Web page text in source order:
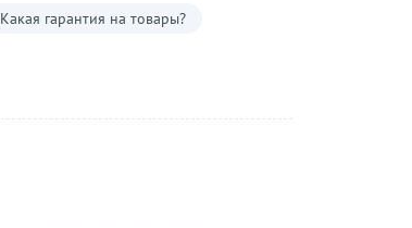
Какая гарантия на товары?